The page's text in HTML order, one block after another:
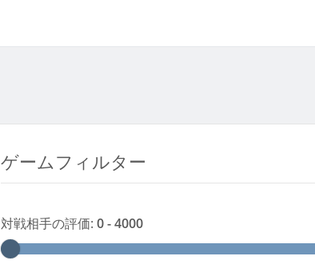
ゲームフィルター
対戦相手の評価: 0 - 4000